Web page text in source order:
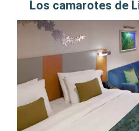
Los camarotes de